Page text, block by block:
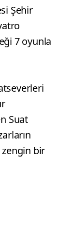
Şehir
7 oyunla
Suat
bir